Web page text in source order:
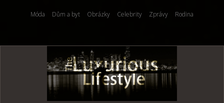
Móda Dům a byt Obrázky Celebrity Zprávy Rodina